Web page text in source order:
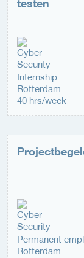
testen
Internship
Rotterdam
40 hrs/week
Permanent
Rotterdam